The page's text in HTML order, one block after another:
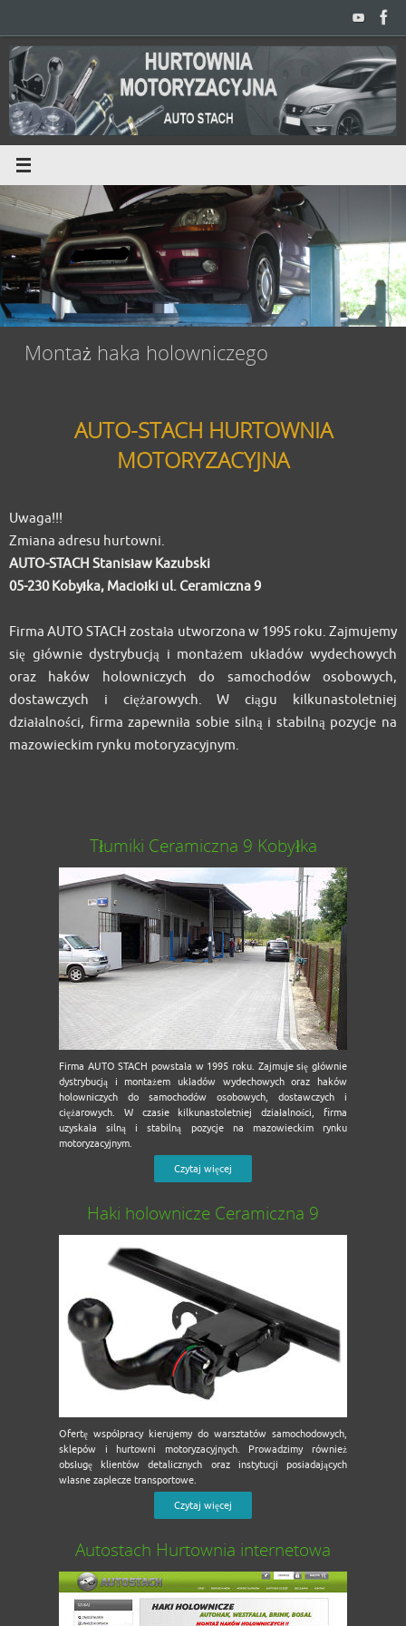
treści
Montaż haka holowniczego
AUTO-STACH HURTOWNIA
MOTORYZACYJNA
Uwaga!!!
Zmiana adresu hurtowni.
AUTO-STACH Stanisław Kazubski
05-230 Kobyłka, Maciołki ul. Ceramiczna 9
Firma AUTO STACH została utworzona w 1995 roku. Zajmujemy
się głównie dystrybucją i montażem układów wydechowych
oraz haków holowniczych do samochodów osobowych,
dostawczych i ciężarowych. W ciągu kilkunastoletniej
działalności, firma zapewniła sobie silną i stabilną pozycje na
mazowieckim rynku motoryzacyjnym.
Tłumiki Ceramiczna 9 Kobyłka
Firma AUTO STACH powstała w 1995 roku. Zajmuje się głównie
dystrybucją i montażem układów wydechowych oraz haków
holowniczych do samochodów osobowych, dostawczych i
ciężarowych. W czasie kilkunastoletniej działalności, firma
uzyskała silną i stabilną pozycje na mazowieckim rynku
motoryzacyjnym.
Czytaj więcej
Haki holownicze Ceramiczna 9
Ofertę współpracy kierujemy do warsztatów samochodowych,
sklepów i hurtowni motoryzacyjnych. Prowadzimy również
obsługę klientów detalicznych oraz instytucji posiadających
własne zaplecze transportowe.
Czytaj więcej
Autostach Hurtownia internetowa